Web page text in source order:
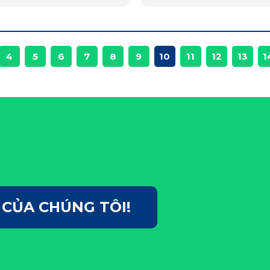
4 5 6 7 8 9 10 11 12 13
CHÚNG TÔI!